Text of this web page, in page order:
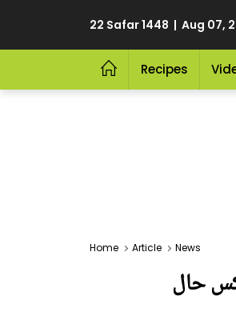
22 Safar 1448 | Aug 07,
Recipes
Home Article News
کس حال